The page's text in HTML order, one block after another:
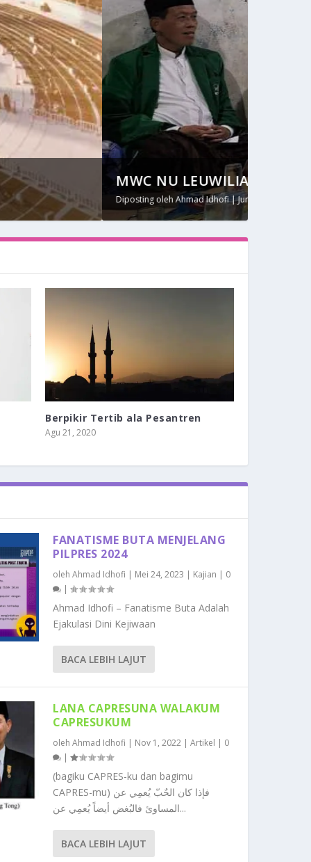
Berpikir Tertib ala Pesantren
Agu 21, 2020
FANATISME BUTA MENJELANG
PILPRES 2024
olehAhmad Idhofi | Mei 24, 2023 | Kajian | 0
|
Ahmad Idhofi – Fanatisme Buta Adalah
Ejakulasi Dini Kejiwaan
BACA LEBIH LAJUT
LANA CAPRESUNA WALAKUM
CAPRESUKUM
olehAhmad Idhofi | Nov 1, 2022 |Artikel | 0
|
(bagiku CAPRES-ku dan bagimu
CAPRES-mu) فإذا كان الحٌبّ يُعمِي عن
المساوئ فالبُغض أيضاً يُعمِي عن...
BACA LEBIH LAJUT